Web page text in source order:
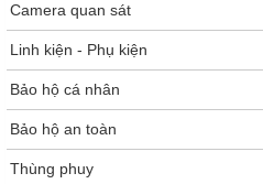
Camera quan sát
Linh kiện - Phụ kiện
Bảo hộ cá nhân
Bảo hộ an toàn
Thùng phuy